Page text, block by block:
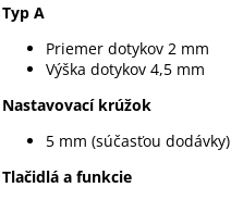
Typ A
Priemer dotykov 2 mm
Výška dotykov 4,5 mm
Nastavovací krúžok
5 mm (súčasťou dodávky)
Tlačidlá a funkcie